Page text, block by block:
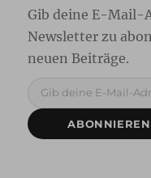
ABONNIEREN